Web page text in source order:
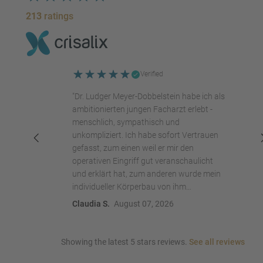
213 ratings
Verified
"Dr. Ludger Meyer-Dobbelstein habe ich als
ambitionierten jungen Facharzt erlebt -
menschlich, sympathisch und
unkompliziert. Ich habe sofort Vertrauen
gefasst, zum einen weil er mir den
operativen Eingriff gut veranschaulicht
und erklärt hat, zum anderen wurde mein
individueller Körperbau von ihm
berücksichtigt, sodass ich zuversichtlich
Statur passt. Es hat mich große
Claudia S. August 07, 2026
Showing the latest 5 stars reviews. See all reviews